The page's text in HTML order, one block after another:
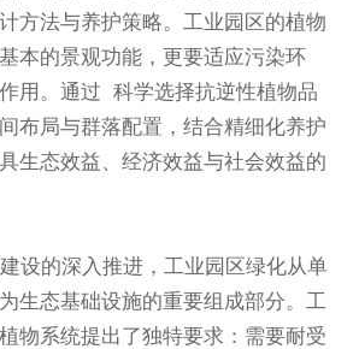
方法与养护策略。工业园区的植物
本的景观功能，更要适应污染环
用。通过 科学选择抗逆性植物品
布局与群落配置，结合精细化养护
生态效益、经济效益与社会效益的
的深入推进，工业园区绿化从单
生态基础设施的重要组成部分。工
物系统提出了独特要求：需要耐受